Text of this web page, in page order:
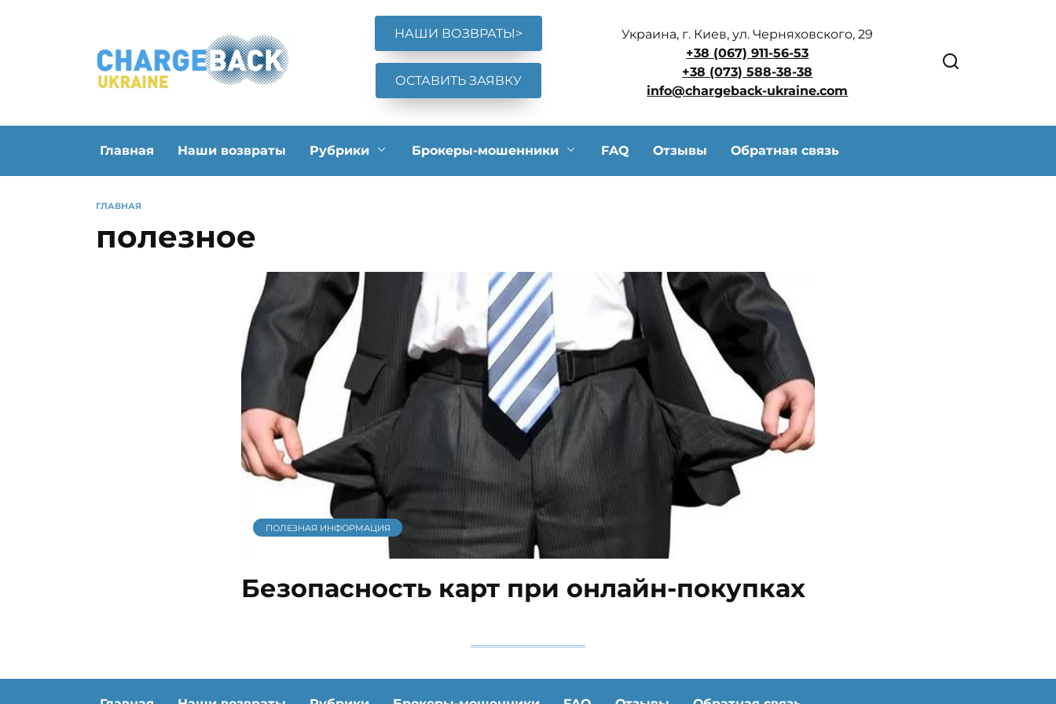
НАШИ ВОЗВРАТЫ>
ОСТАВИТЬ ЗАЯВКУ
Украина, г. Киев, ул. Черняховского, 29
+38 (067) 911-56-53
+38 (073) 588-38-38
info@chargeback-ukraine.com
Главная Наши возвраты Рубрики Брокеры-мошенники FAQ Отзывы Обратная связь
ГЛАВНАЯ
полезное
ПОЛЕЗНАЯ ИНФОРМАЦИЯ
Безопасность карт при онлайн-покупках